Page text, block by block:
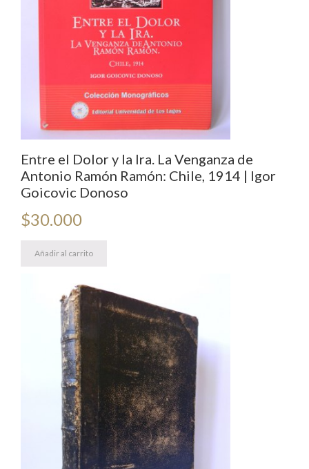
Entre el Dolor y la Ira. La Venganza de
Antonio Ramón Ramón: Chile, 1914 | Igor
Goicovic Donoso
$30.000
Añadir al carrito